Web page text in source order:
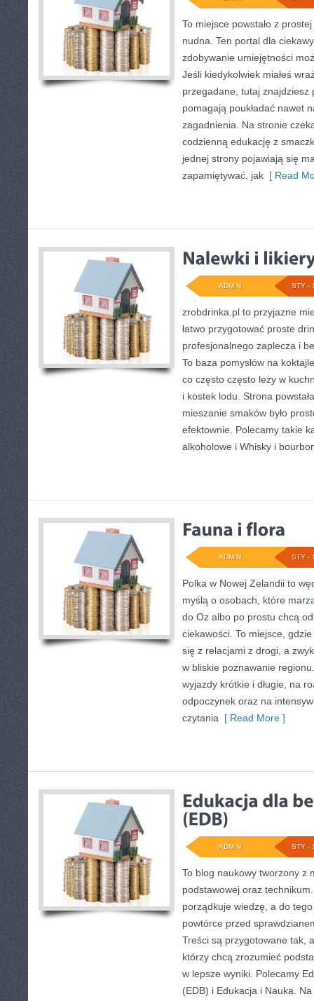
To miejsce powstało z
nudna. Ten portal dla
zdobywanie umiejętności
Jeśli kiedykolwiek miałeś
przegadane, tutaj znajdziesz
pomagają poukładać nawet
zagadnienia. Na stronie
codzienną edukację z
jednej strony pojawiają się
zapamiętywać, jak [ Read
STY -
ADMIN
zrobdrinka.pl to przyjazne
łatwo przygotować proste
profesjonalnego zaplecza i
To baza pomysłów na
co często często leży w
i kostek lodu. Strona
mieszanie smaków było
efektownie. Polecamy takie
alkoholowe i Whisky i
STY -
ADMIN
Polka w Nowej Zelandii to
myślą o osobach, które
do Oz albo po prostu chcą
ciekawości. To miejsce,
się z relacjami z drogi, a
w bliskie poznawanie
wyjazdy krótkie i długie, na
odpoczynek oraz na
czytania [ Read More ]
STY -
ADMIN
To blog naukowy tworzony z
podstawowej oraz
porządkuje wiedzę, a do
powtórce przed
Treści są przygotowane tak,
którzy chcą zrozumieć
w lepsze wyniki. Polecamy
(EDB) i Edukacja i Nauka.